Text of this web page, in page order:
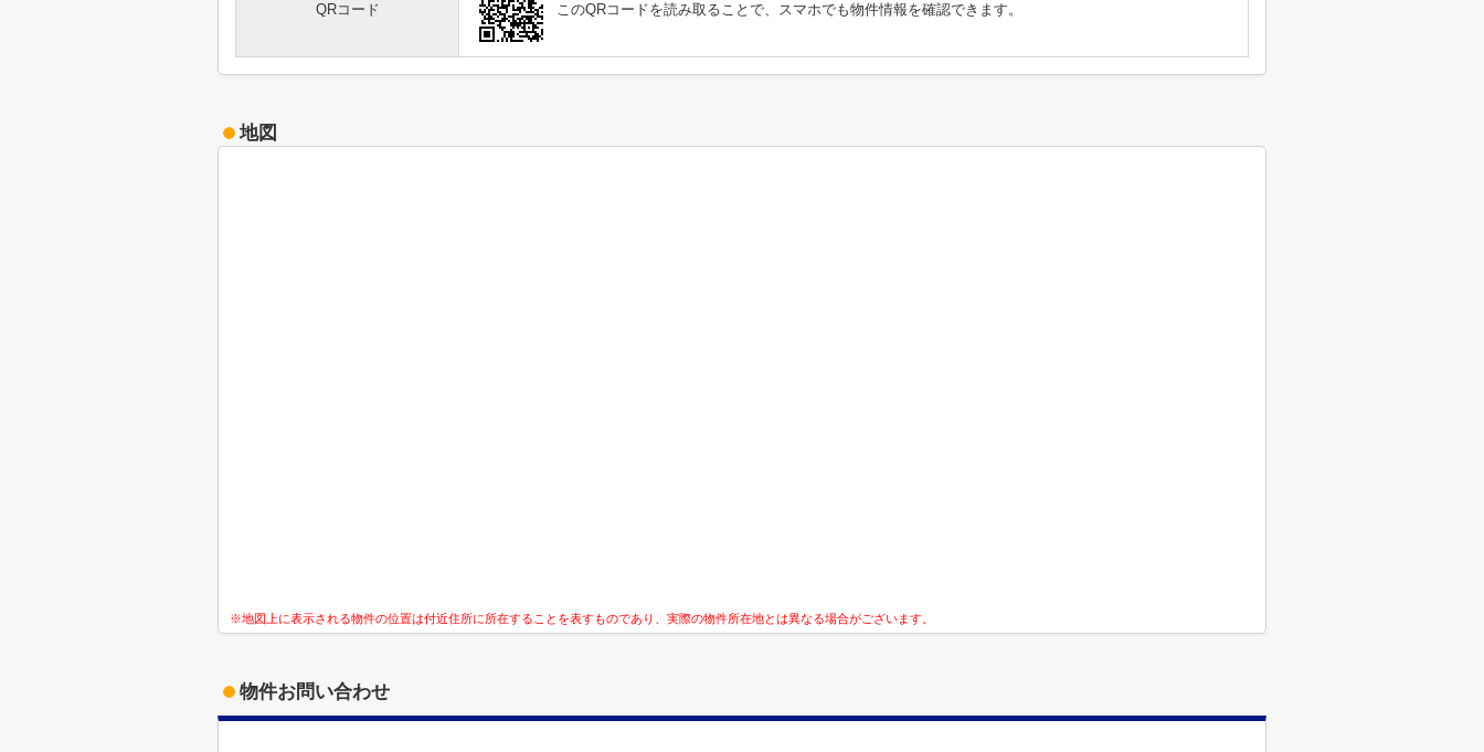
QRコード このQRコードを読み取ることで、スマホでも物件情報を確認できます。
地図
※地図上に表示される物件の位置は付近住所に所在することを表すものであり、実際の物件所在地とは異なる場合がございます。
物件お問い合わせ